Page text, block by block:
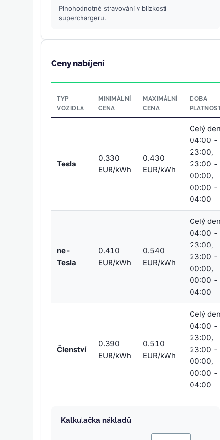
Plnohodnotné stravování v blízkosti
superchargeru.
Ceny nabíjení
TYP
VOZIDLA
MINIMÁLNÍ
CENA
MAXIMÁLNÍ
CENA
DOBA
Tesla
0.330
EUR/kWh
0.430
EUR/kWh
Celý
04:00 -
23:00,
23:00 -
00:00,
00:00 -
04:00
ne-
Tesla
0.410
EUR/kWh
0.540
EUR/kWh
Celý
04:00 -
23:00,
23:00 -
00:00,
00:00 -
04:00
Členství
0.390
EUR/kWh
0.510
EUR/kWh
Celý
04:00 -
23:00,
23:00 -
00:00,
00:00 -
04:00
Kalkulačka nákladů